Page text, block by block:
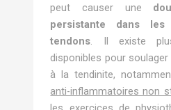
peut causer une
persistante dans
tendons. Il existe
disponibles pour
à la tendinite,
anti-inflammatoires non